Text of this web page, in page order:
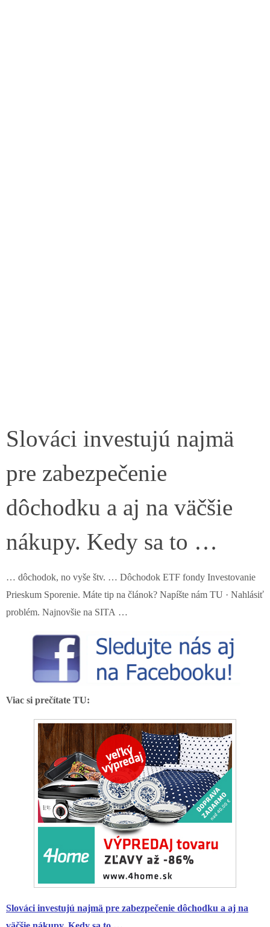
Slováci investujú najmä
pre zabezpečenie
dôchodku a aj na väčšie
nákupy. Kedy sa to …
… dôchodok, no vyše štv. … Dôchodok ETF fondy Investovanie
Prieskum Sporenie. Máte tip na článok? Napíšte nám TU · Nahlásiť
problém. Najnovšie na SITA …
Viac si prečítate TU:
Slováci investujú najmä pre zabezpečenie dôchodku a aj na